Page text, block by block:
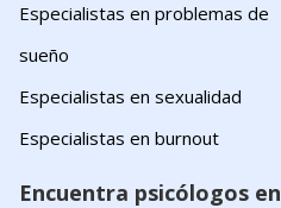
Especialistas en problemas de
sueño
Especialistas en sexualidad
Especialistas en burnout
Encuentra psicólogos en